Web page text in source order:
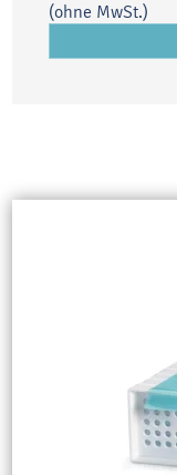
(ohne MwSt.)